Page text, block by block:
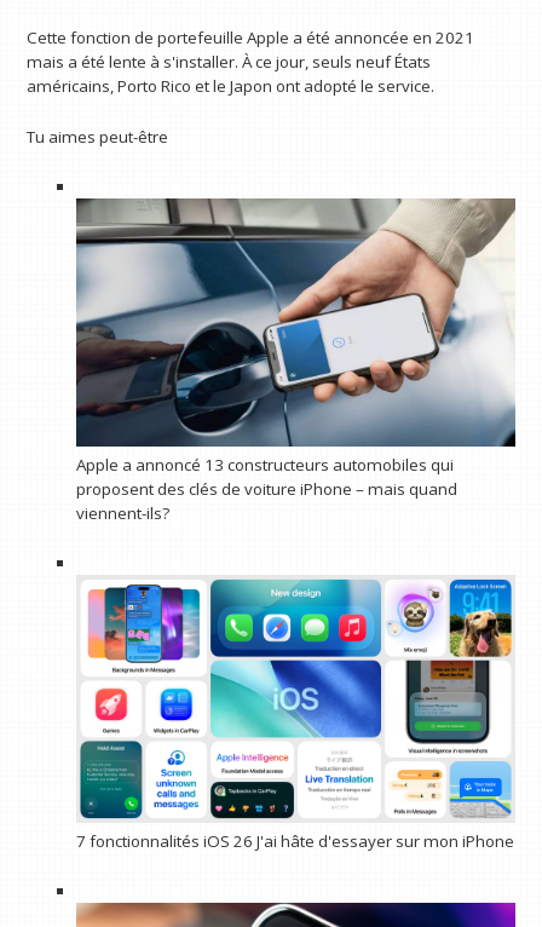
Cette fonction de portefeuille Apple a été annoncée en 2021
mais a été lente à s'installer. À ce jour, seuls neuf États
américains, Porto Rico et le Japon ont adopté le service.
Tu aimes peut-être
Apple a annoncé 13 constructeurs automobiles qui
proposent des clés de voiture iPhone – mais quand
viennent-ils?
7 fonctionnalités iOS 26 J'ai hâte d'essayer sur mon iPhone